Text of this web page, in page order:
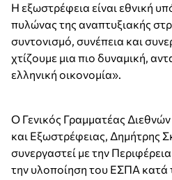
Η εξωστρέφεια είναι εθνική
πυλώνας της αναπτυξιακής
συντονισμό, συνέπεια και
χτίζουμε μια πιο δυναμική,
ελληνική οικονομία».
Ο Γενικός Γραμματέας
και Εξωστρέφειας, Δημήτρης
συνεργαστεί με την
την υλοποίηση του ΕΣΠΑ κατά